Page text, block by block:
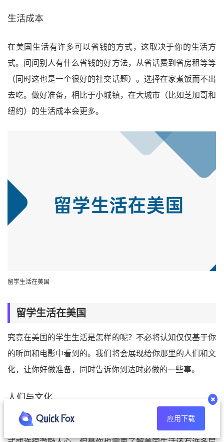
生活成本
在美国生活有许多可以省钱的方式，这取决于你的生活方
式。问问别人有什么省钱的好方法，从省话费到省房租等等
（同时这也是一个很好的社交话题）。选择在家煮饭而不出
去吃。做好准备，相比于小城镇，在大城市（比如芝加哥和
纽约）的生活成本会更多。
留学生活在美国
留学生活在美国
究竟在美国的学生生活是怎样的呢？不必将认知仅仅基于你
的听闻和电影中看到的。我们将会展现给你那里的人们和文
化，让你好做准备，同时告诉你到达时必做的一些事。
人们与文化
大多数留学生从好莱坞电影和电视节目中认识美国。这种方
应用下载